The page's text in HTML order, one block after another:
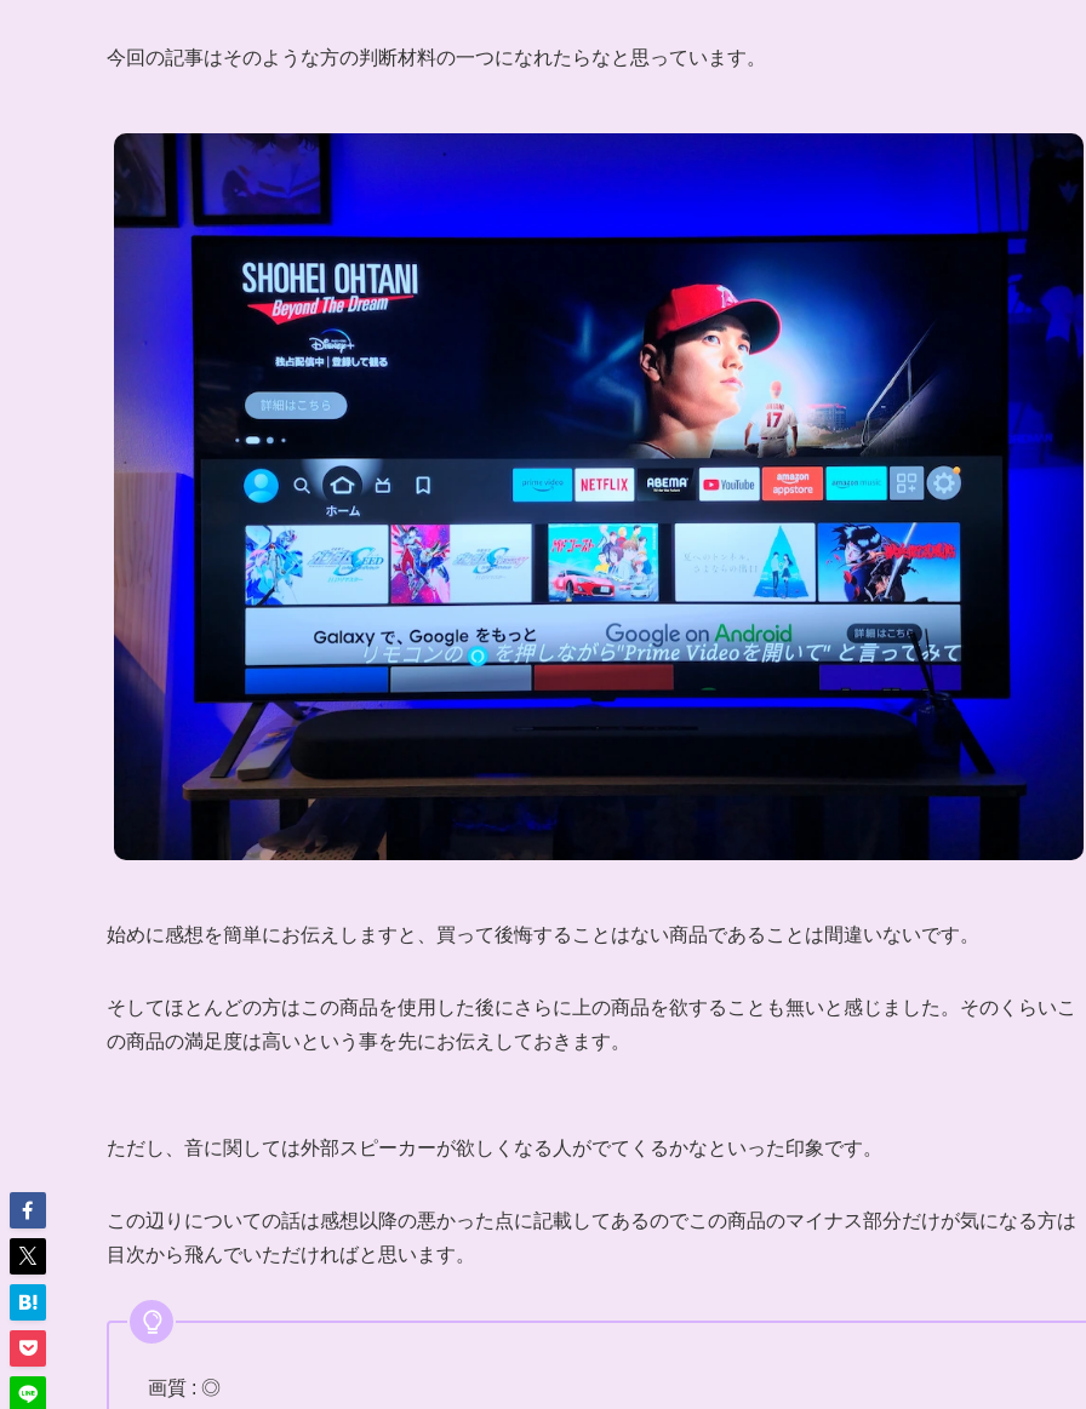
今回の記事はそのような方の判断材料の一つになれたらなと思っています。
始めに感想を簡単にお伝えしますと、買って後悔することはない商品であることは間違いないです。
そしてほとんどの方はこの商品を使用した後にさらに上の商品を欲することも無いと感じました。そのくらいこ
の商品の満足度は高いという事を先にお伝えしておきます。
ただし、音に関しては外部スピーカーが欲しくなる人がでてくるかなといった印象です。
この辺りについての話は感想以降の悪かった点に記載してあるのでこの商品のマイナス部分だけが気になる方は
目次から飛んでいただければと思います。
画質 : ◎